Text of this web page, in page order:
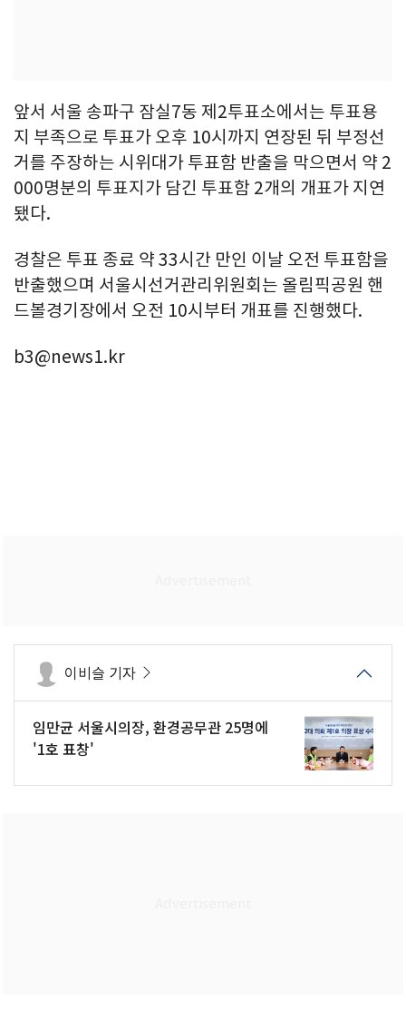
앞서 서울 송파구 잠실7동 제2투표소에서는 투표용
지 부족으로 투표가 오후 10시까지 연장된 뒤 부정선
거를 주장하는 시위대가 투표함 반출을 막으면서 약 2
000명분의 투표지가 담긴 투표함 2개의 개표가 지연
됐다.
경찰은 투표 종료 약 33시간 만인 이날 오전 투표함을
반출했으며 서울시선거관리위원회는 올림픽공원 핸
드볼경기장에서 오전 10시부터 개표를 진행했다.
b3@news1.kr
이비슬 기자
임만균 서울시의장, 환경공무관 25명에
'1호 표창'